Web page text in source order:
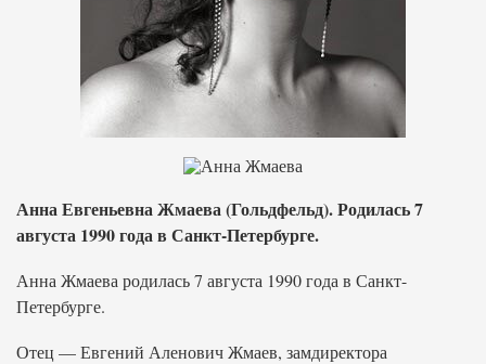
Анна Евгеньевна Жмаева (Гольдфельд). Родилась 7
августа 1990 года в Санкт-Петербурге.
Анна Жмаева родилась 7 августа 1990 года в Санкт-
Петербурге.
Отец — Евгений Аленович Жмаев, замдиректора